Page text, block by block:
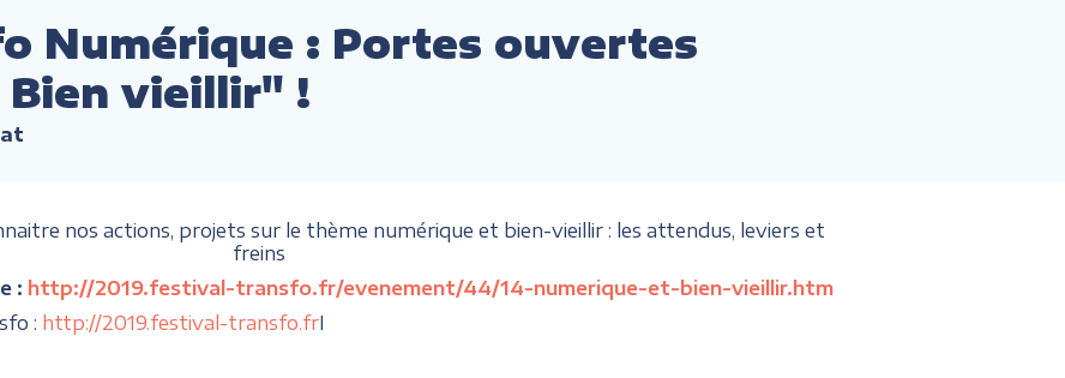
Numérique : Portes ouvertes
vieillir" !
nos actions, projets sur le thème numérique et bien-vieillir : les attendus, leviers et
freins
: http://2019.festival-transfo.fr/evenement/44/14-numerique-et-bien-vieillir.htm
: http://2019.festival-transfo.frI